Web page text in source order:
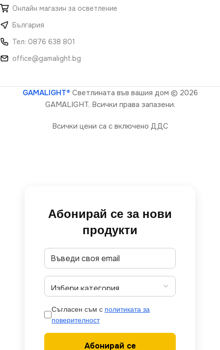
Онлайн магазин за осветление
България
Тел: 0876 638 801
office@gamalight.bg
GAMALIGHT® Светлината във вашия дом © 2026
GAMALIGHT. Всички права запазени.
Всички цени са с включено ДДС
Абонирай се за нови
продукти
Съгласен съм с политиката за
поверителност
Абонирай се